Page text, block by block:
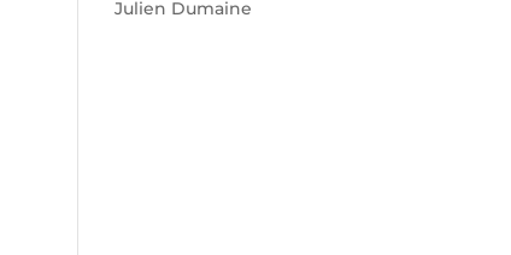
Julien Dumaine